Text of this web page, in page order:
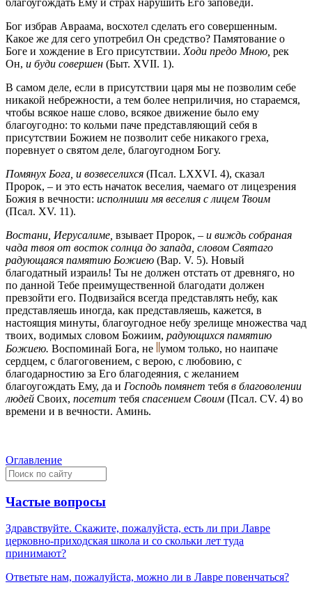
Бог избрав Авраама, восхотел сделать его совершенным.
Какое же для сего употребил Он средство? Памятование о
Боге и хождение в Его присутствии. Ходи предо Мною, рек
Он, и буди совершен (Быт. XVII. 1).
В самом деле, если в присутствии царя мы не позволим себе
никакой небрежности, а тем более неприличия, но стараемся,
чтобы всякое наше слово, всякое движение было ему
благоугодно: то кольми паче представляющий себя в
присутствии Божием не позволит себе никакого греха,
поревнует о святом деле, благоугодном Богу.
Помянух Бога, и возвеселихся (Псал. LXXVI. 4), сказал
Пророк, – и это есть начаток веселия, чаемаго от лицезрения
Божия в вечности: исполниши мя веселия с лицем Твоим
(Псал. XV. 11).
Востани, Иерусалиме, взывает Пророк, – и виждь собраная
чада твоя от восток солнца до запада, словом Святаго
радующаяся памятию Божиею (Вар. V. 5). Новый
благодатный израиль! Ты не должен отстать от древняго, но
по данной Тебе преимущественной благодати должен
превзойти его. Подвизайся всегда представлять небу, как
представляешь иногда, как представляешь, кажется, в
настоящия минуты, благоугодное небу зрелище множества чад
твоих, водимых словом Божиим, радующихся памятию
Божиею. Воспоминай Бога, не умом только, но наипаче
сердцем, с благоговением, с верою, с любовию, с
благодарностию за Его благодеяния, с желанием
благоугождать Ему, да и Господь помянет тебя в благоволении
людей Своих, посетит тебя спасением Своим (Псал. CV. 4) во
времени и в вечности. Аминь.
Оглавление
Частые вопросы
Здравствуйте. Скажите, пожалуйста, есть ли при Лавре
церковно-приходская школа и со скольки лет туда
принимают?
Ответьте нам, пожалуйста, можно ли в Лавре повенчаться?